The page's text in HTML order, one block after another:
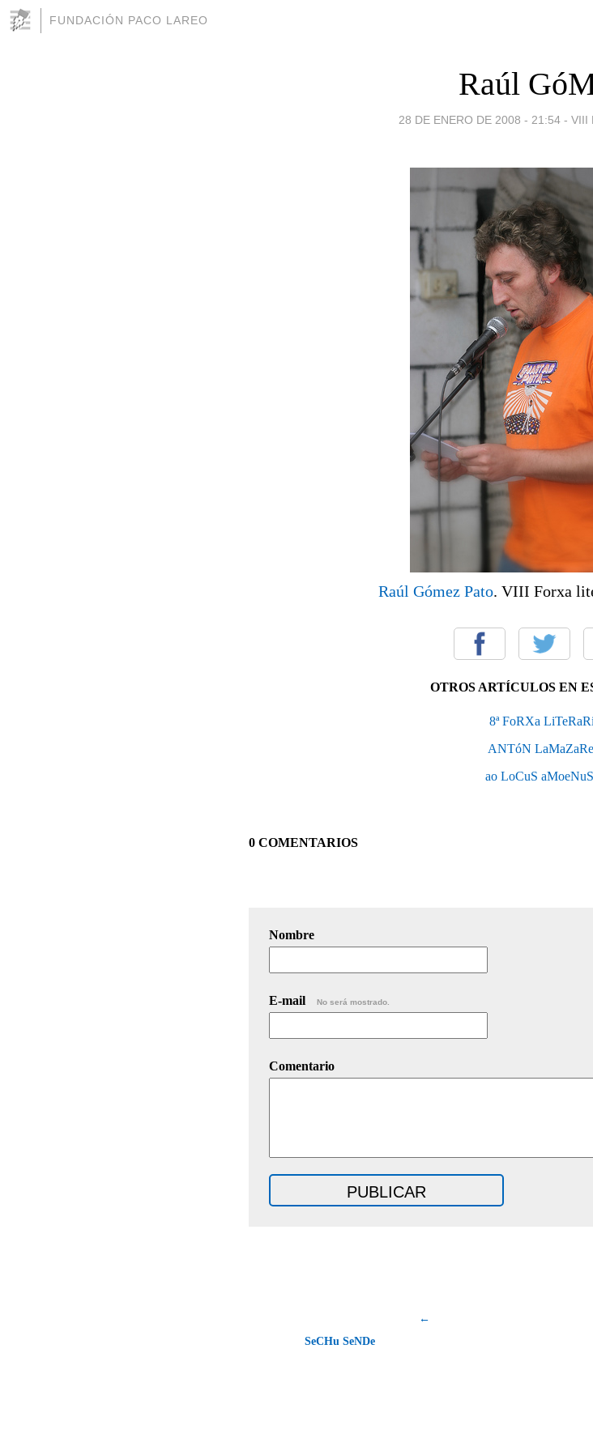
FUNDACIÓN PACO LAREO
Raúl
28 DE ENERO DE 2008 - 21:54 - VIII
Raúl Gómez Pato. VIII Forxa
OTROS ARTÍCULOS EN
8ª FoRXa
ANTóN
ao LoCuS
0 COMENTARIOS
Nombre
E-mail No será mostrado.
Comentario
←
SeCHu SeNDe